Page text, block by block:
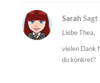
SarahSagt
Liebe Thea,
vielen Dank
du konkret?